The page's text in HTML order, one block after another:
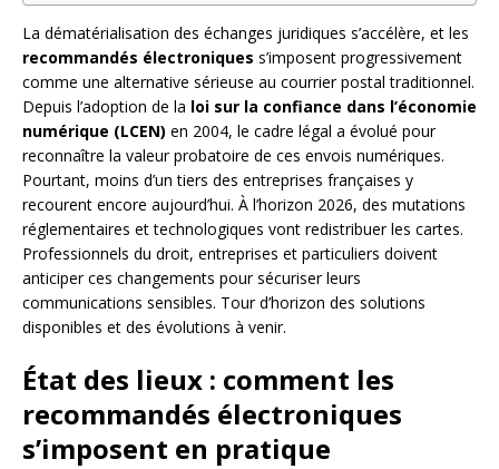
La dématérialisation des échanges juridiques s’accélère, et les
recommandés électroniques s’imposent progressivement
comme une alternative sérieuse au courrier postal traditionnel.
Depuis l’adoption de la loi sur la confiance dans l’économie
numérique (LCEN) en 2004, le cadre légal a évolué pour
reconnaître la valeur probatoire de ces envois numériques.
Pourtant, moins d’un tiers des entreprises françaises y
recourent encore aujourd’hui. À l’horizon 2026, des mutations
réglementaires et technologiques vont redistribuer les cartes.
Professionnels du droit, entreprises et particuliers doivent
anticiper ces changements pour sécuriser leurs
communications sensibles. Tour d’horizon des solutions
disponibles et des évolutions à venir.
État des lieux : comment les
recommandés électroniques
s’imposent en pratique